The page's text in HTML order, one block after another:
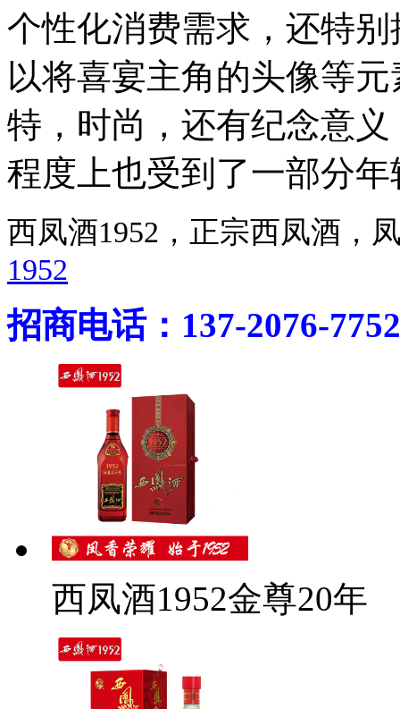
个性化消费需求，还特
以将喜宴主角的头像等
特，时尚，还有纪念意
程度上也受到了一部分
西凤酒1952，正宗西凤酒
1952
招商电话：137-2076-7752
西凤酒1952金尊20年